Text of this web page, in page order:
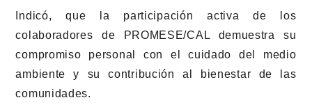
Indicó, que la participación activa de los
colaboradores de PROMESE/CAL demuestra su
compromiso personal con el cuidado del medio
ambiente y su contribución al bienestar de las
comunidades.